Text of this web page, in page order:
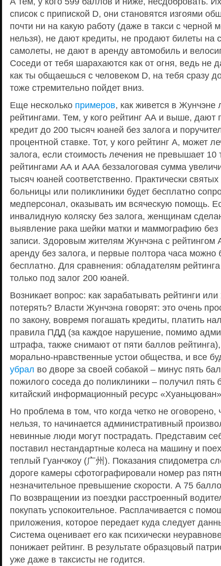
список с припиской D, они становятся изгоями
почти ни на какую работу (даже в такси с черной
нельзя), не дают кредиты, не продают билеты на
самолеты, не дают в аренду автомобиль и
Соседи от тебя шарахаются как от огня, ведь не
как ты общаешься с человеком D, на тебя сразу
тоже стремительно пойдет вниз.
Еще несколько примеров, как живется в
рейтингами. Тем, у кого рейтинг АА и выше, дают
кредит до 200 тысяч юаней без залога и
процентной ставке. Тот, у кого рейтинг А, может
залога, если стоимость лечения не превышает
рейтингами АА и ААА беззалоговая сумма
тысяч юаней соответственно. Практически
больницы или поликлиники будет бесплатно
медперсонал, оказывать им всяческую помощь.
инвалидную коляску без залога, женщинам
выявление рака шейки матки и маммографию без
записи. Здоровым жителям Жунчэна с рейтингом
аренду без залога, и первые полтора часа можно
бесплатно. Для сравнения: обладателям
только под залог 200 юаней.
Возникает вопрос: как зарабатывать рейтинги
потерять? Власти Жунчэна говорят: это очень
по закону, вовремя погашать кредиты, платить
правила ПДД (за каждое нарушение, помимо
штрафа, также снимают от пяти баллов
морально-нравственные устои общества, и все
убрал во дворе за своей собакой – минус пять
пожилого соседа до поликлиники – получил пять
китайский информационный ресурс
Но проблема в том, что когда четко не оговорено,
нельзя, то начинается административный
невинные люди могут пострадать. Представим
поставил нестандартные колеса на машину и
теплый Гуанчжоу (广州). Показания спидометра
дороге камеры сфотографировали номер раз
незначительное превышение скорости. А 75
По возвращении из поездки расстроенный
покупать успокоительное. Расплачивается с
приложения, которое передает куда следует
Система оценивает его как психически
понижает рейтинг. В результате образцовый
уже даже в таксисты не годится.